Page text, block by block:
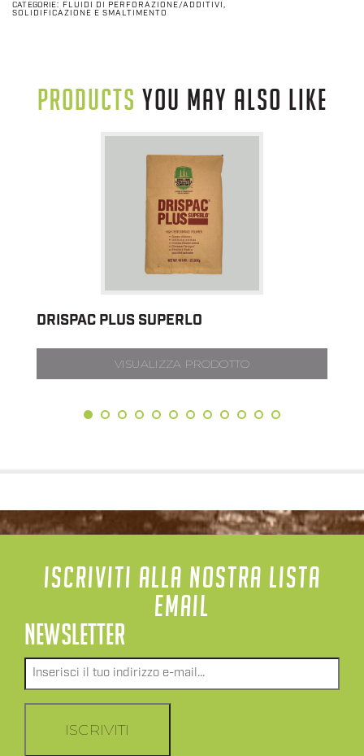
CATEGORIE: FLUIDI DI PERFORAZIONE/ADDITIVI,
SOLIDIFICAZIONE E SMALTIMENTO
PRODUCTS YOU MAY ALSO LIKE
DRISPAC PLUS SUPERLO
VISUALIZZA PRODOTTO
ISCRIVITI ALLA NOSTRA LISTA
EMAIL
NEWSLETTER
Email*
ISCRIVITI